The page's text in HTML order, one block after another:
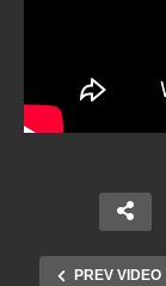
PREV VIDEO